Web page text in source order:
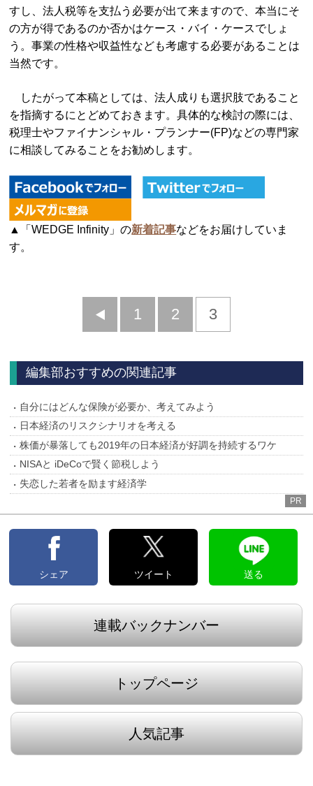
すし、法人税等を支払う必要が出て来ますので、本当にそ
の方が得であるのか否かはケース・バイ・ケースでしょ
う。事業の性格や収益性なども考慮する必要があることは
当然です。
したがって本稿としては、法人成りも選択肢であること
を指摘するにとどめておきます。具体的な検討の際には、
税理士やファイナンシャル・プランナー(FP)などの専門家
に相談してみることをお勧めします。
▲「WEDGE Infinity」の新着記事などをお届けしていま
す。
前
1 2 3
編集部おすすめの関連記事
自分にはどんな保険が必要か、考えてみよう
日本経済のリスクシナリオを考える
株価が暴落しても2019年の日本経済が好調を持続するワケ
NISAと iDeCoで賢く節税しよう
失恋した若者を励ます経済学
PR
シェア ツイート 送る
連載バックナンバー
トップページ
人気記事